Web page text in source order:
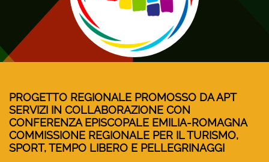
PROGETTO REGIONALE PROMOSSO DA APT
SERVIZI IN COLLABORAZIONE CON
CONFERENZA EPISCOPALE EMILIA-ROMAGNA
COMMISSIONE REGIONALE PER IL TURISMO,
SPORT, TEMPO LIBERO E PELLEGRINAGGI